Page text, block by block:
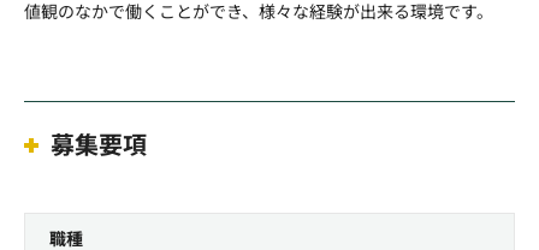
値観のなかで働くことができ、様々な経験が出来る環境です。
募集要項
職種